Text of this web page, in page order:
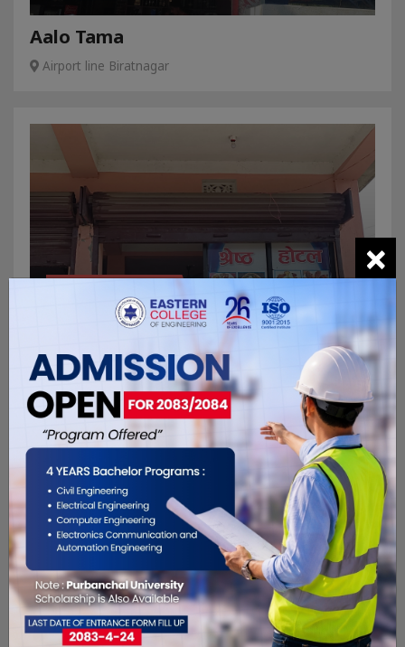
Aalo Tama
Airport line Biratnagar
Shrestha Hotel
kanchabari-4 biratnagar
Restaurant
Anjali Stores
×